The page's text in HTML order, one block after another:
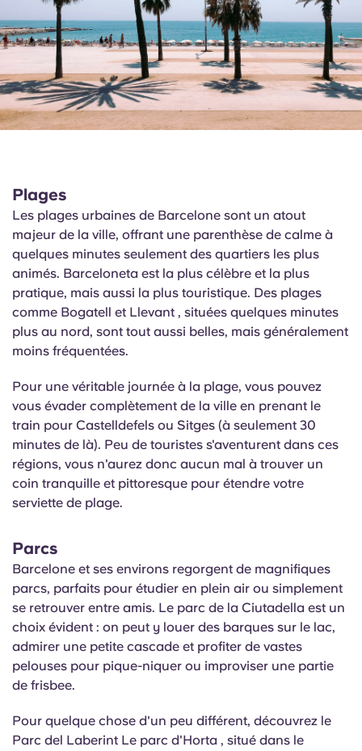
Plages
Les plages urbaines de Barcelone sont un atout
majeur de la ville, offrant une parenthèse de calme à
quelques minutes seulement des quartiers les plus
animés. Barceloneta est la plus célèbre et la plus
pratique, mais aussi la plus touristique. Des plages
comme Bogatell et Llevant , situées quelques minutes
plus au nord, sont tout aussi belles, mais généralement
moins fréquentées.
Pour une véritable journée à la plage, vous pouvez
vous évader complètement de la ville en prenant le
train pour Castelldefels ou Sitges (à seulement 30
minutes de là). Peu de touristes s'aventurent dans ces
régions, vous n'aurez donc aucun mal à trouver un
coin tranquille et pittoresque pour étendre votre
serviette de plage.
Parcs
Barcelone et ses environs regorgent de magnifiques
parcs, parfaits pour étudier en plein air ou simplement
se retrouver entre amis. Le parc de la Ciutadella est un
choix évident : on peut y louer des barques sur le lac,
admirer une petite cascade et profiter de vastes
pelouses pour pique-niquer ou improviser une partie
de frisbee.
Pour quelque chose d'un peu différent, découvrez le
Parc del Laberint Le parc d'Horta , situé dans le